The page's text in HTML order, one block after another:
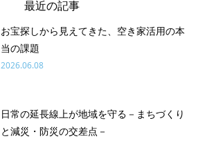
最近の記事
お宝探しから見えてきた、空き家活用の本
当の課題
2026.06.08
日常の延長線上が地域を守る－まちづくり
と減災・防災の交差点－